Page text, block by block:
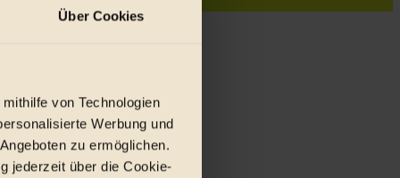
Über Cookies
von Technologien
Werbung und
zu ermöglichen.
jederzeit über die Cookie-